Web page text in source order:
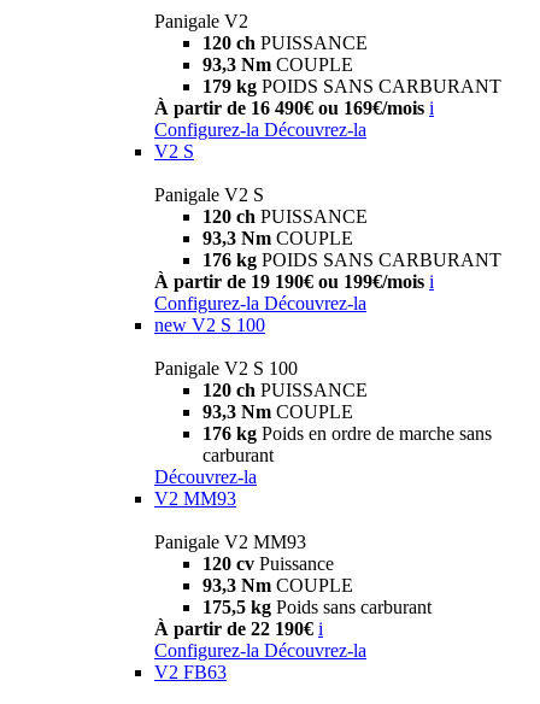
Panigale V2
120 ch PUISSANCE
93,3 Nm COUPLE
179 kg POIDS SANS CARBURANT
À partir de 16 490€ ou 169€/mois i
Configurez-la Découvrez-la
V2 S
Panigale V2 S
120 ch PUISSANCE
93,3 Nm COUPLE
176 kg POIDS SANS CARBURANT
À partir de 19 190€ ou 199€/mois i
Configurez-la Découvrez-la
new V2 S 100
Panigale V2 S 100
120 ch PUISSANCE
93,3 Nm COUPLE
176 kg Poids en ordre de marche sans
carburant
Découvrez-la
V2 MM93
Panigale V2 MM93
120 cv Puissance
93,3 Nm COUPLE
175,5 kg Poids sans carburant
À partir de 22 190€ i
Configurez-la Découvrez-la
V2 FB63